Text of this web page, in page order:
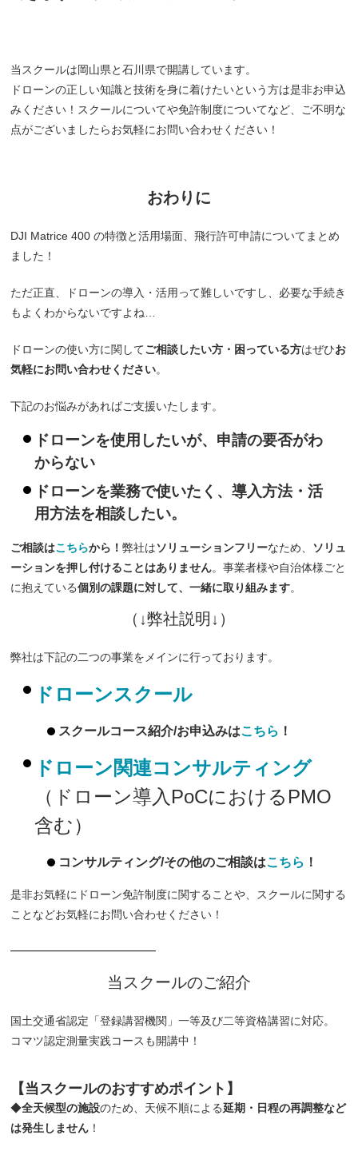
当スクールは岡山県と石川県で開講しています。
ドローンの正しい知識と技術を身に着けたいという方は是非お申込
みください！スクールについてや免許制度についてなど、ご不明な
点がございましたらお気軽にお問い合わせください！
おわりに
DJI Matrice 400 の特徴と活用場面、飛行許可申請についてまとめ
ました！
ただ正直、ドローンの導入・活用って難しいですし、必要な手続き
もよくわからないですよね…
ドローンの使い方に関してご相談したい方・困っている方はぜひお
気軽にお問い合わせください。
下記のお悩みがあればご支援いたします。
ドローンを使用したいが、申請の要否がわ
からない
ドローンを業務で使いたく、導入方法・活
用方法を相談したい。
ご相談はこちらから！弊社はソリューションフリーなため、 ソリュ
ーションを押し付けることはありません。事業者様や自治体様ごと
に抱えている個別の課題に対して、一緒に取り組みます。
（↓弊社説明↓）
弊社は下記の二つの事業をメインに行っております。
ドローンスクール
スクールコース紹介/お申込みはこちら ！
ドローン関連コンサルティング
（ドローン導入PoCにおけるPMO
含む）
コンサルティング/その他のご相談はこちら ！
是非お気軽にドローン免許制度に関することや、スクールに関する
ことなどお気軽にお問い合わせください！
━━━━━━━━━━━━━
当スクールのご紹介
国土交通省認定「登録講習機関」一等及び二等資格講習に対応。
コマツ認定測量実践コースも開講中！
【当スクールのおすすめポイント 】
◆全天候型の施設のため、天候不順による延期・日程の再調整など
は発生しません ！